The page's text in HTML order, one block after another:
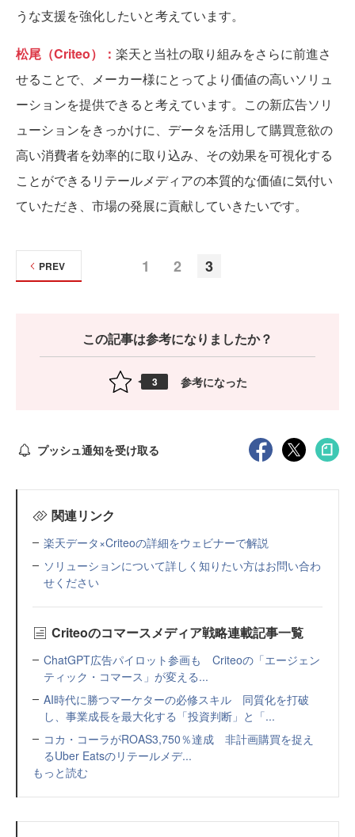
うな支援を強化したいと考えています。
松尾（Criteo）： 楽天と当社の取り組みをさらに前進さ
せることで、メーカー様にとってより価値の高いソリュ
ーションを提供できると考えています。この新広告ソリ
ューションをきっかけに、データを活用して購買意欲の
高い消費者を効率的に取り込み、その効果を可視化する
ことができるリテールメディアの本質的な価値に気付い
ていただき、市場の発展に貢献していきたいです。
1 2 3
PREV
この記事は参考になりましたか？
3 参考になった
プッシュ通知を受け取る
関連リンク
楽天データ×Criteoの詳細をウェビナーで解説
ソリューションについて詳しく知りたい方はお問い合わ
せください
Criteoのコマースメディア戦略連載記事一覧
ChatGPT広告パイロット参画も Criteoの「エージェン
ティック・コマース」が変える...
AI時代に勝つマーケターの必修スキル 同質化を打破
し、事業成長を最大化する「投資判断」と「...
コカ・コーラがROAS3,750％達成 非計画購買を捉え
るUber Eatsのリテールメデ...
もっと読む